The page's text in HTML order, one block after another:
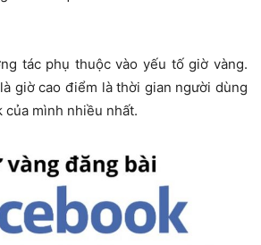
tác phụ thuộc vào yếu tố giờ vàng.
giờ cao điểm là thời gian người dùng
của mình nhiều nhất.